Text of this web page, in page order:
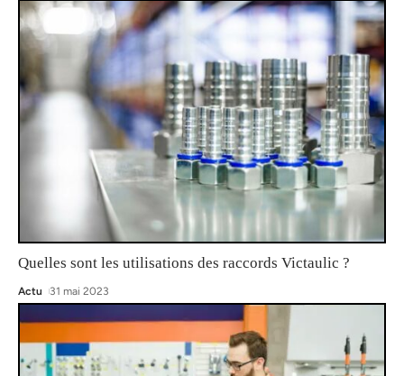
Quelles sont les utilisations des raccords Victaulic ?
Actu 31 mai 2023